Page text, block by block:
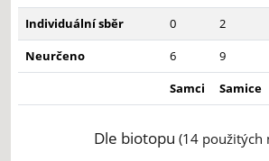
Individuální sběr
0 2
Neurčeno
6 9
Samci
Samice
Dle biotopu (14 použitých